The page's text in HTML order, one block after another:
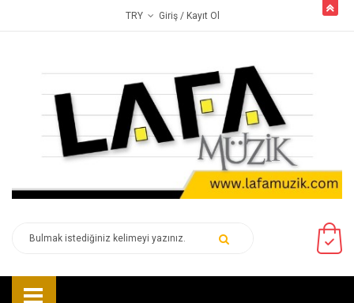
TRY Giriş / Kayıt Ol